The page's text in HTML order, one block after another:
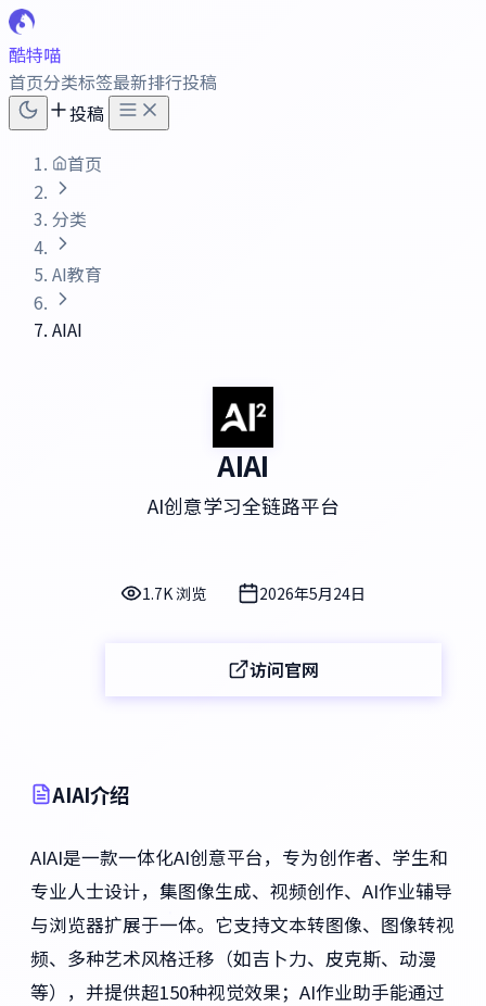
酷特喵
首页分类标签最新排行投稿
投稿
首页
分类
AI教育
AIAI
AIAI
AI创意学习全链路平台
1.7K 浏览 2026年5月24日
访问官网
AIAI介绍
AIAI是一款一体化AI创意平台，专为创作者、学生和
专业人士设计，集图像生成、视频创作、AI作业辅导
与浏览器扩展于一体。它支持文本转图像、图像转视
频、多种艺术风格迁移（如吉卜力、皮克斯、动漫
等），并提供超150种视觉效果；AI作业助手能通过